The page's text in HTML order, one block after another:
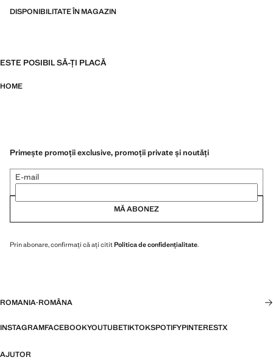
DISPONIBILITATE ÎN MAGAZIN
ESTE POSIBIL SĂ-ȚI PLACĂ
HOME
Primește promoții exclusive, promoții private și noutăți
E-mail
MĂ ABONEZ
Prin abonare, confirmați că ați cititPolitica de confidențialitate.
ROMANIA·ROMÂNA
INSTAGRAMFACEBOOKYOUTUBETIKTOKSPOTIFYPINTERESTX
AJUTOR